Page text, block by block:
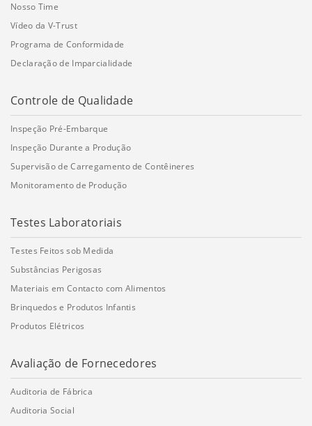
Nosso Time
Vídeo da V-Trust
Programa de Conformidade
Declaração de Imparcialidade
Controle de Qualidade
Inspeção Pré-Embarque
Inspeção Durante a Produção
Supervisão de Carregamento de Contêineres
Monitoramento de Produção
Testes Laboratoriais
Testes Feitos sob Medida
Substâncias Perigosas
Materiais em Contacto com Alimentos
Brinquedos e Produtos Infantis
Produtos Elétricos
Avaliação de Fornecedores
Auditoria de Fábrica
Auditoria Social